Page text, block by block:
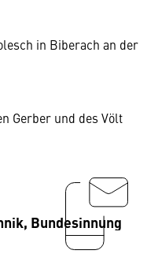
in Biberach an der
Gerber und des Völt
Bundesinnung